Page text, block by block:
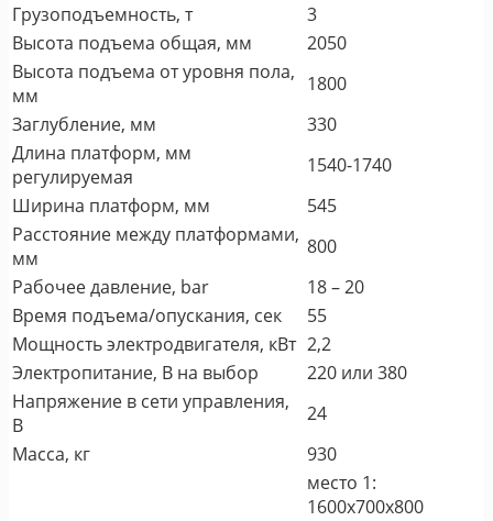
Грузоподъемность, т
3
Высота подъема общая, мм
2050
Высота подъема от уровня пола,
мм
1800
Заглубление, мм
330
Длина платформ, мм
регулируемая
1540-1740
Ширина платформ, мм
545
Расстояние между платформами,
мм
800
Рабочее давление, bar
18 – 20
Время подъема/опускания, сек
55
Мощность электродвигателя, кВт 2,2
Электропитание, В на выбор
220 или 380
Напряжение в сети управления,
В
24
Масса, кг
930
место 1:
1600х700х800